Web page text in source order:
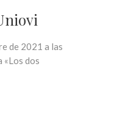
de 2021 a las
«Los dos